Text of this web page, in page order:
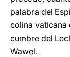
palabra del
colina vaticana
cumbre del
Wawel.